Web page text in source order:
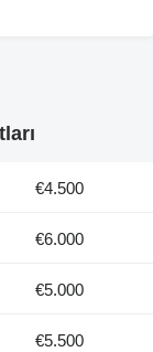
€4.500
€6.000
€5.000
€5.500